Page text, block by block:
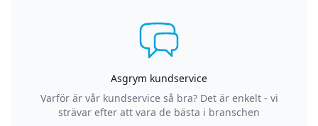
Asgrym kundservice
Varför är vår kundservice så bra? Det är enkelt - vi
strävar efter att vara de bästa i branschen